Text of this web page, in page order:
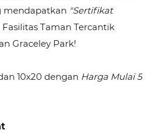
mendapatkan "Sertifikat
Taman Tercantik
Graceley Park!
10x20 dengan Harga Mulai 5